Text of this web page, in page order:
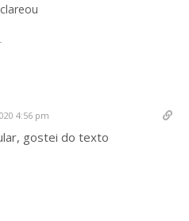
4:56 pm
gostei do texto